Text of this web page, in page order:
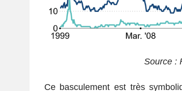
Source :
Ce basculement est très